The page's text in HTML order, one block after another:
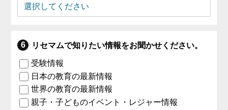
リセマムで知りたい情報をお聞かせください。
受験情報
日本の教育の最新情報
世界の教育の最新情報
親子・子どものイベント・レジャー情報